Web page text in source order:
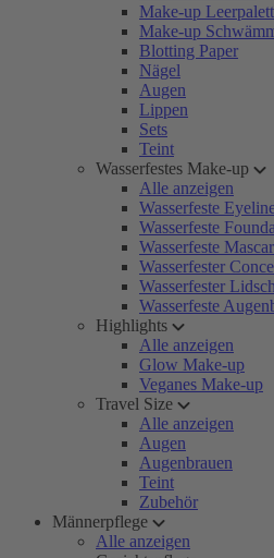
Make-up
Make-up
Blotting Paper
Nägel
Augen
Lippen
Sets
Teint
Wasserfestes Make-up
Alle anzeigen
Wasserfeste
Wasserfeste
Wasserfeste
Wasserfester
Wasserfester
Wasserfeste
Highlights
Alle anzeigen
Glow Make-up
Veganes Make-up
Travel Size
Alle anzeigen
Augen
Augenbrauen
Teint
Zubehör
Männerpflege
Alle anzeigen